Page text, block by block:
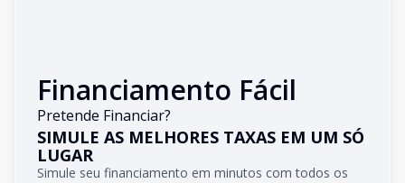
Financiamento Fácil
Pretende Financiar?
SIMULE AS MELHORES TAXAS EM UM SÓ
LUGAR
Simule seu financiamento em minutos com todos os